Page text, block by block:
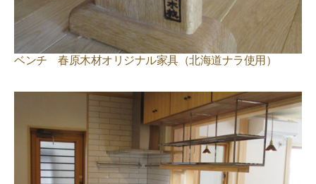
ベンチ 春原木材オリジナル家具（北海道ナラ使用）